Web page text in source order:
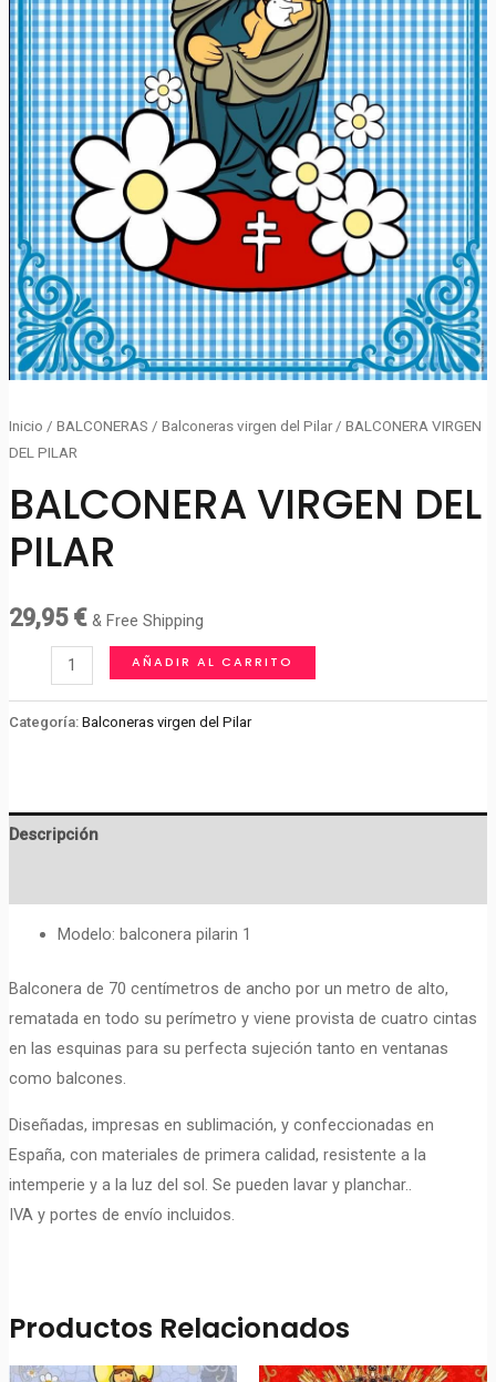
Inicio / BALCONERAS / Balconeras virgen del Pilar/ BALCONERA VIRGEN
DEL PILAR
BALCONERA VIRGEN DEL
PILAR
29,95 € & Free Shipping
BALCONERA
VIRGEN
DEL
AÑADIR AL CARRITO
Categoría: Balconeras virgen del Pilar
Descripción
Modelo: balconera pilarin 1
Balconera de 70 centímetros de ancho por un metro de alto,
rematada en todo su perímetro y viene provista de cuatro cintas
en las esquinas para su perfecta sujeción tanto en ventanas
como balcones.
Diseñadas, impresas en sublimación, y confeccionadas en
España, con materiales de primera calidad, resistente a la
intemperie y a la luz del sol. Se pueden lavar y planchar..
IVA y portes de envío incluidos.
Productos Relacionados